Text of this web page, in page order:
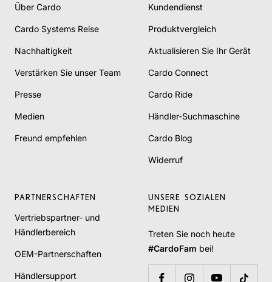
Über Cardo
Cardo Systems Reise
Nachhaltigkeit
Verstärken Sie unser Team
Presse
Medien
Freund empfehlen
Kundendienst
Produktvergleich
Aktualisieren Sie Ihr Gerät
Cardo Connect
Cardo Ride
Händler-Suchmaschine
Cardo Blog
Widerruf
PARTNERSCHAFTEN
Vertriebspartner- und
Händlerbereich
OEM-Partnerschaften
Händlersupport
UNSERE SOZIALEN
MEDIEN
Treten Sie noch heute
#CardoFam bei!